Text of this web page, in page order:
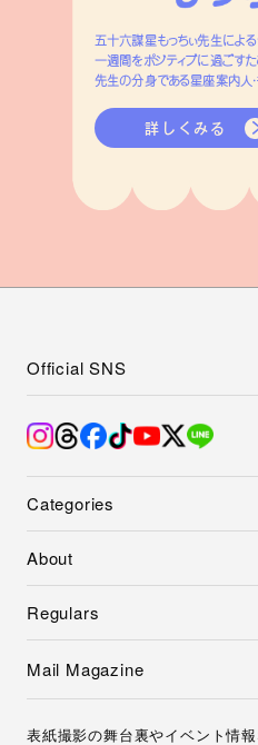
五十六謀星もっちぃ先生によ
一週間をポジティブに過ごすた
先生の分身である星座案内人・
詳しくみる
Categories
About
Regulars
Official SNS
Mail Magazine
表紙撮影の舞台裏やイベント情